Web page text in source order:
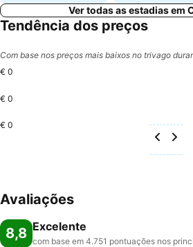
Ver todas as estadias em
Tendência dos preços
Com base nos preços mais baixos no trivago
€ 0
€ 0
€ 0
Avaliações
8,8 Excelente
com base em 4.751 pontuações nos